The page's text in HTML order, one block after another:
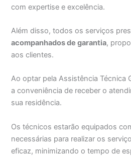
com expertise e excelência.
Além disso, todos os serviços
acompanhados de garantia,
aos clientes.
Ao optar pela Assistência Técnica
a conveniência de receber o
sua residência.
Os técnicos estarão equipados
necessárias para realizar os
eficaz, minimizando o tempo de